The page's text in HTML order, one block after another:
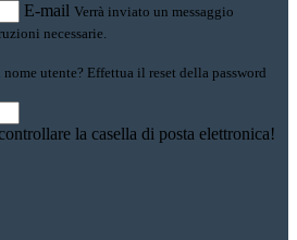
E-mail Verrà inviato un messaggio
necessarie.
utente? Effettua il reset della password
la casella di posta elettronica!